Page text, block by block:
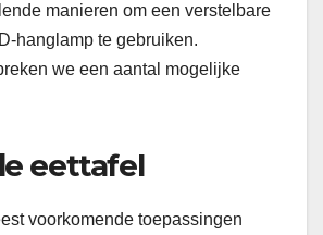
manieren om een verstelbare
hanglamp te gebruiken.
we een aantal mogelijke
eettafel
voorkomende toepassingen